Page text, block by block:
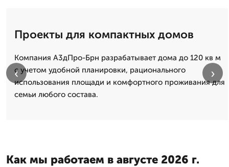
Проекты для компактных домов
Компания А3дПро-Брн разрабатывает дома до 120 кв м
с учетом удобной планировки, рационального
использования площади и комфортного проживания для
семьи любого состава.
‹ ›
Как мы работаем в августе 2026 г.